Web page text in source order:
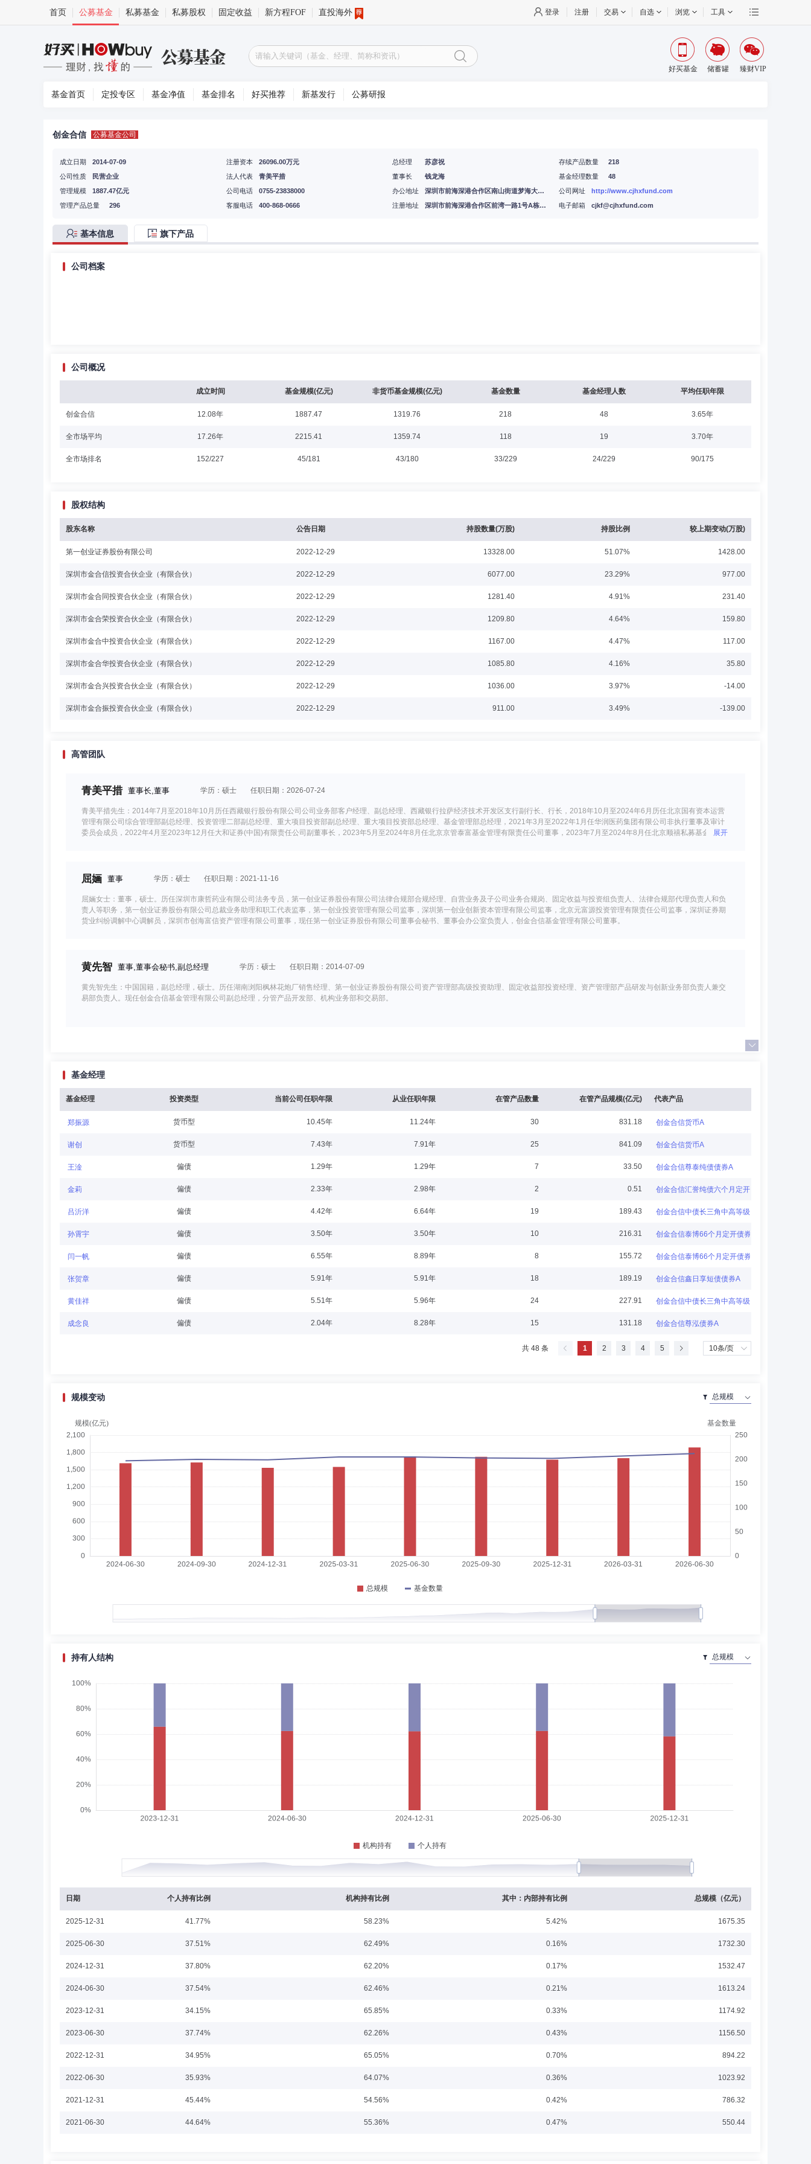
首页 公募基金 私募基金 私募股权 固定收益 新方程FOF 直投海外 登录 注册 交易 自选 浏览 工具
好买基金 储蓄罐 臻财VIP
基金首页 定投专区 基金净值 基金排名 好买推荐 新基发行 公募研报
创金合信 公募基金公司
成立日期
2014-07-09
公司性质
民营企业
注册资本
26096.00万元
法人代表
青美平措
总经理
苏彦祝
董事长
钱龙海
存续产品数量
218
基金经理数量
48
管理规模
1887.47亿元
管理产品总量
296
公司电话
0755-23838000
客服电话
400-868-0666
办公地址
深圳市前海深港合作区南山街道梦海大道5035华润前海大厦A座36-38楼
注册地址
深圳市前海深港合作区前湾一路1号A栋201室(入驻深圳市前海商务秘书有限公司)
公司网址
http://www.cjhxfund.com
电子邮箱
cjkf@cjhxfund.com
基本信息 旗下产品
公司档案
公司概况
成立时间 基金规模(亿元) 非货币基金规模(亿元) 基金数量 基金经理人数 平均任职年限
创金合信 12.08年 1887.47 1319.76 218 48 3.65年
全市场平均 17.26年 2215.41 1359.74 118 19 3.70年
全市场排名 152/227 45/181 43/180 33/229 24/229 90/175
股权结构
股东名称 公告日期 持股数量(万股) 持股比例 较上期变动(万股)
第一创业证券股份有限公司 2022-12-29 13328.00 51.07% 1428.00
深圳市金合信投资合伙企业（有限合伙） 2022-12-29 6077.00 23.29% 977.00
深圳市金合同投资合伙企业（有限合伙） 2022-12-29 1281.40 4.91% 231.40
深圳市金合荣投资合伙企业（有限合伙） 2022-12-29 1209.80 4.64% 159.80
深圳市金合中投资合伙企业（有限合伙） 2022-12-29 1167.00 4.47% 117.00
深圳市金合华投资合伙企业（有限合伙） 2022-12-29 1085.80 4.16% 35.80
深圳市金合兴投资合伙企业（有限合伙） 2022-12-29 1036.00 3.97% -14.00
深圳市金合振投资合伙企业（有限合伙） 2022-12-29 911.00 3.49% -139.00
高管团队
青美平措 董事长,董事 学历：硕士 任职日期：2026-07-24
青美平措先生：2014年7月至2018年10月历任西藏银行股份有限公司公司业务部客户经理、副总经理、西藏银行拉萨经济技术开发区支行副行长、行长，2018年10月至2024年6月历任北京国有资本运营
管理有限公司综合管理部副总经理、投资管理二部副总经理、重大项目投资部副总经理、重大项目投资部总经理、基金管理部总经理，2021年3月至2022年1月任华润医药集团有限公司非执行董事及审计
委员会成员，2022年4月至2023年12月任大和证券(中国)有限责任公司副董事长，2023年5月至2024年8月任北京京管泰富基金管理有限责任公司董事，2023年7月至2024年8月任北京顺禧私募基金管理
展开
屈婳 董事 学历：硕士 任职日期：2021-11-16
屈婳女士：董事，硕士。历任深圳市康哲药业有限公司法务专员，第一创业证券股份有限公司法律合规部合规经理、自营业务及子公司业务合规岗、固定收益与投资组负责人、法律合规部代理负责人和负
责人等职务，第一创业证券股份有限公司总裁业务助理和职工代表监事，第一创业投资管理有限公司监事，深圳第一创业创新资本管理有限公司监事，北京元富源投资管理有限责任公司监事，深圳证券期
货业纠纷调解中心调解员，深圳市创海富信资产管理有限公司董事，现任第一创业证券股份有限公司董事会秘书、董事会办公室负责人，创金合信基金管理有限公司董事。
黄先智 董事,董事会秘书,副总经理 学历：硕士 任职日期：2014-07-09
黄先智先生：中国国籍，副总经理，硕士。历任湖南浏阳枫林花炮厂销售经理、第一创业证券股份有限公司资产管理部高级投资助理、固定收益部投资经理、资产管理部产品研发与创新业务部负责人兼交
易部负责人。现任创金合信基金管理有限公司副总经理，分管产品开发部、机构业务部和交易部。
苏彦祝先生：董事、总经理，硕士，历任南方基金管理有限公司研究员、基金经理、投资部执行总监、投资部总监，第一创业证券股份有限公司副总裁兼资产管理部总经理，现任创金合信基金管理有限公
司董事、总经理。
学历：硕士
潘津良先生：中国国籍，独立董事，研究生。于1970年12月-1975年3月服役；1975年4月起历任北京照相机总厂职工，北京经济学院劳动经济系教师，北京市西城区委办公室干部、副总主任，北京市委
金部总经理，信达投资有限公司总裁助理兼总裁办主任，中润经济发展有限责任公司副总经理、总经理、董事长、党委委员、党委书记，名誉董事长。现任创金合信基金管理有限公司独立董事。
彭兴韵 学历：博士
彭兴韵先生：独立董事，博士。历任湖北证券公司研究所部门主管，中国社会科学院财贸经济研究所金融研究室助理研究员，中国社会科学院金融研究所货币理论与货币政策研究室主任，创金合信基金管
理有限公司第一届董事会独立董事，第一创业证券股份有限公司研究所首席经济学家，上海秦森园林股份有限公司独立董事，长城国瑞证券股份有限公司独立董事，现任中国社会科学院金融研究所货币理
论与政策研究室研究员，浙江稠州商业银行股份有限公司外部监事，创金合信基金管理有限公司独立董事。
陈基华 学历：硕士
陈基华先生：独立董事，硕士，高级会计师，国籍：中国。历任中国诚信证券评估有限公司经理、红牛维他命饮料有限公司财务总监、ALJ（中国）有限公司财务总监、吉通网络通讯股份有限公司副总
裁、财务总监、中国铝业股份有限公司执行董事、副总裁、财务总监、农银汇理基金管理有限公司董事、中铝海外控股有限公司总裁、中国太平洋保险（集团）有限公司副总裁，现任北京厚基资本管理有
王一兵先生：中国国籍，四川大学MBA。曾任职于四川和正期货公司，2009年3月加入第一创业证券股份有限公司，历任固定收益部高级交易经理、资产管理部投资经理、固定收益部投资副总监。2014年
8月加入创金合信基金管理有限公司，现任固定收益部总监、基金经理。
徐娇娇女士：毕业于西北政法大学，经济法学硕士。2011年7月至2013年4月任南京证券股份有限公司投资银行部项目经理，2013年4月至2016年3月任中国证券业协会会员服务三部高级主办，2016年4月
金管理有限公司督察长。
刘逸心女士：副总经理，学士。历任中国工商银行北京市分行个人金融业务部项目经理，上投摩根基金管理有限公司北京分公司北方区域渠道业务总监，第一创业证券股份有限公司资产管理部市场部负责
人，现任创金合信基金管理有限公司副总经理、兼财务负责人、创金合信基金管理有限公司北京分公司负责人、创金合信基金管理有限公司上海分公司负责人。
奚胜田 副总经理 学历：博士 任职日期：2020-07-27
奚胜田先生：副总经理，博士。历任南京信息工程大学教师，江苏证券交易中心信息技术电脑部副经理，中信证券股份有限公司信息技术高级程序员，第一创业证券股份有限公司信息技术中心总工程师、
任职日期：2026-06-01
陈定坤先生：监事会主席，硕士研究生，中国。历任广州大学松田学院教师，天职国际会计师事务所深圳分所高级审计员，第一创业证券股份有限公司计划财务部财务管理主管、会计核算与信息披露负责
(Credit-Suisse)任自营交易员，2011年1月加入信达国际任执行董事、基金经理，2012年8月加入华安基金管理有限公司，任系统化投资部量化投资总监、基金经理，2015年1月加入香港启智资产管理有限
2020年06月22日)，创金合信价值红利灵活配置混合型证券投资基金基金经理(2019年09月25日至2020年10月21日)，创金合信量化核心混合型证券投资基金基金经理(2019年07月05日至2021年12月01
资基金基金经理(2018年11月19日起任职)，创金合信量化发现灵活配置混合型证券投资基金基金经理(2019年07月05日起任职)，创金合信中证500指数增强型发起式证券投资基金基金经理(2019年07月05
股票型发起式证券投资基金基金经理(2020年08月26日起任职)，创金合信港股通量化股票型证券投资基金基金经理(2021年01月11日起任职)，创金合信中证红利低波动指数发起式证券投资基金基金经理
理有限公司，任公司执行总裁，2017年5月加入北京和聚投资管理有限公司，任首席策略师，2018年4月加入上海禾驹投资管理中心(有限合伙)，任首席策略师，2020年2月加入创金合信基金管理有限公
(2020年05月08日至2021年04月21日)，创金合信鼎诚3个月定期开放混合型证券投资基金基金经理(2020年09月15日至2021年06月02日)，创金合信国企活力混合型证券投资基金基金经理(2020年05月08
日)，创金合信怡久回报债券型证券投资基金基金经理(2022年12月15日至2024年09月23日)，创金合信鑫祥混合型证券投资基金基金经理(2021年02月04日至2025年06月06日)，现任总经理助理，创金合
月24日起任职)，创金合信益久9个月持有期债券型证券投资基金基金经理(2023年06月14日起任职)，创金合信文丰债券型证券投资基金基金经理(2025年06月04日起任职)，兼任权益投研总部、均衡积极
基金经理
基金经理 投资类型 当前公司任职年限 从业任职年限 在管产品数量 在管产品规模(亿元) 代表产品
郑振源 货币型 10.45年 11.24年 30 831.18 创金合信货币A
谢创 货币型 7.43年 7.91年 25 841.09 创金合信货币A
王淦 偏债 1.29年 1.29年 7 33.50 创金合信尊泰纯债债券A
金莉 偏债 2.33年 2.98年 2 0.51 创金合信汇誉纯债六个月定开债券A
吕沂洋 偏债 4.42年 6.64年 19 189.43 创金合信中债长三角中高等级信用债指数A
孙霄宇 偏债 3.50年 3.50年 10 216.31 创金合信泰博66个月定开债券
闫一帆 偏债 6.55年 8.89年 8 155.72 创金合信泰博66个月定开债券
张贺章 偏债 5.91年 5.91年 18 189.19 创金合信鑫日享短债债券A
黄佳祥 偏债 5.51年 5.96年 24 227.91 创金合信中债长三角中高等级信用债指数A
成念良 偏债 2.04年 8.28年 15 131.18 创金合信尊泓债券A
共 48 条 1 2 3 4 5
规模变动
持有人结构
日期 个人持有比例 机构持有比例 其中：内部持有比例 总规模（亿元）
2025-12-31 41.77% 58.23% 5.42% 1675.35
2025-06-30 37.51% 62.49% 0.16% 1732.30
2024-12-31 37.80% 62.20% 0.17% 1532.47
2024-06-30 37.54% 62.46% 0.21% 1613.24
2023-12-31 34.15% 65.85% 0.33% 1174.92
2023-06-30 37.74% 62.26% 0.43% 1156.50
2022-12-31 34.95% 65.05% 0.70% 894.22
2022-06-30 35.93% 64.07% 0.36% 1023.92
2021-12-31 45.44% 54.56% 0.42% 786.32
2021-06-30 44.64% 55.36% 0.47% 550.44